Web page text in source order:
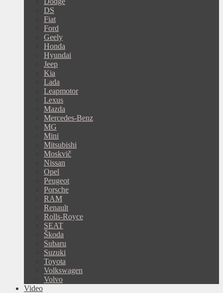
DS
Fiat
Ford
Geely
Honda
Hyundai
Jeep
Kia
Lada
Leapmotor
Lexus
Mazda
Mercedes-Benz
MG
Mini
Mitsubishi
Moskvič
Nissan
Opel
Peugeot
Porsche
RAM
Renault
Rolls-Royce
SEAT
Škoda
Subaru
Suzuki
Toyota
Volkswagen
Volvo
Video